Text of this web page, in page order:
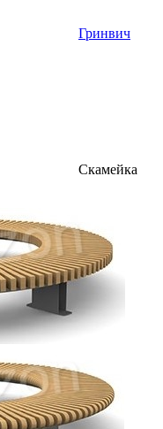
Гринвич
Скамейка